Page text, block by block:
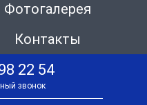
Фотогалерея
Контакты
22 54
звонок